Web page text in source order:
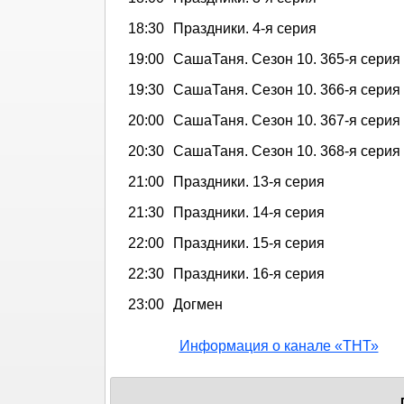
18:30
Праздники. 4-я серия
19:00 СашаТаня. Сезон 10. 365-я серия
19:30 СашаТаня. Сезон 10. 366-я серия
20:00 СашаТаня. Сезон 10. 367-я серия
20:30 СашаТаня. Сезон 10. 368-я серия
21:00
Праздники. 13-я серия
21:30
Праздники. 14-я серия
22:00
Праздники. 15-я серия
22:30
Праздники. 16-я серия
23:00 Догмен
Информация о канале «ТНТ»